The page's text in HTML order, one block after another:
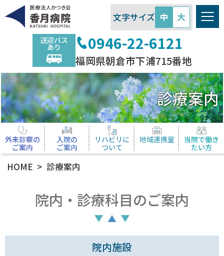
医療法人かつき会 香月病院
送迎バス
あり 0946-22-6121
福岡県朝倉市下浦715番地
文字サイズ 中 大
診療案内
外来診察の
ご案内
入院の
ご案内
リハビリに
ついて
地域連携室
当院で働き
たい方
HOME 診療案内
院内・診療科目のご案内
院内施設